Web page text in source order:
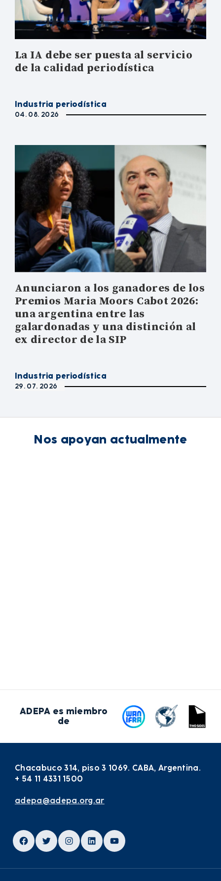
La IA debe ser puesta al servicio
de la calidad periodística
Industria periodística
04. 08. 2026
Anunciaron a los ganadores de los
Premios Maria Moors Cabot 2026:
una argentina entre las
galardonadas y una distinción al
ex director de la SIP
Industria periodística
29. 07. 2026
Nos apoyan actualmente
ADEPA es miembro
de
Chacabuco 314, piso 3 1069. CABA, Argentina.
+ 54 11 4331 1500
adepa@adepa.org.ar
Facebook
TwitterInstagram
LinkedInYouTube